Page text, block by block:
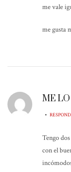
me vale
me gusta
ME
•
Tengo
con el